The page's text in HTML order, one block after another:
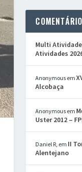
Multi
Atividades
Anonymous em
Alcobaça
Anonymous em
Uster 2012 –
Daniel R, em II
Alentejano